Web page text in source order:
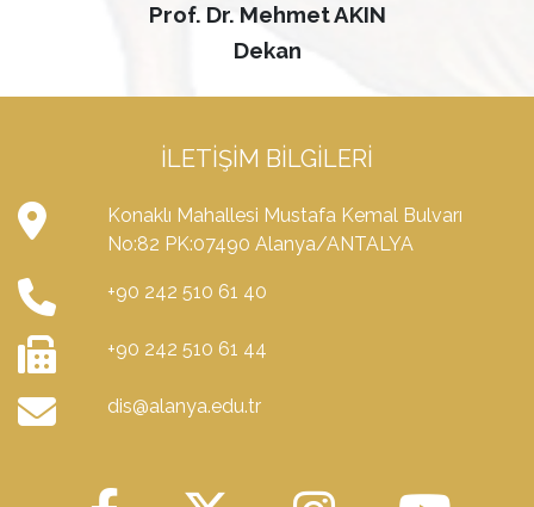
Prof. Dr. Mehmet AKIN
Dekan
İLETIŞIM BILGILERI
Konaklı Mahallesi Mustafa Kemal Bulvarı
No:82 PK:07490 Alanya/ANTALYA
+90 242 510 61 40
+90 242 510 61 44
dis@alanya.edu.tr